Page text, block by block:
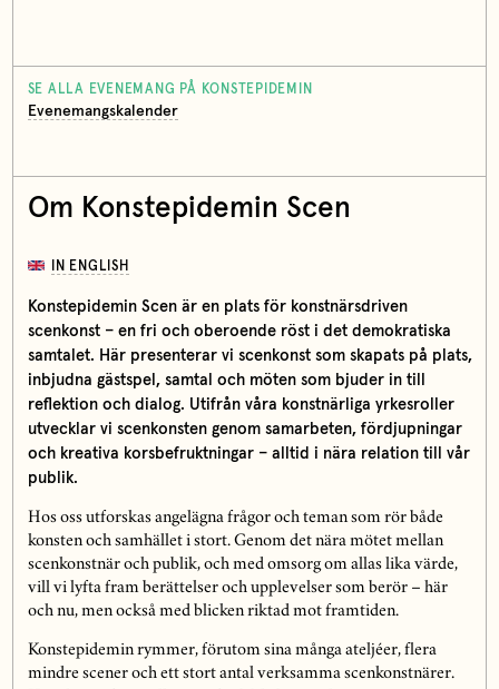
Om Konstepidemin Scen
IN ENGLISH
Konstepidemin Scen är en plats för konstnärsdriven
scenkonst – en fri och oberoende röst i det demokratiska
samtalet. Här presenterar vi scenkonst som skapats på plats,
inbjudna gästspel, samtal och möten som bjuder in till
reflektion och dialog. Utifrån våra konstnärliga yrkesroller
utvecklar vi scenkonsten genom samarbeten, fördjupningar
och kreativa korsbefruktningar – alltid i nära relation till vår
publik.
Hos oss utforskas angelägna frågor och teman som rör både
konsten och samhället i stort. Genom det nära mötet mellan
scenkonstnär och publik, och med omsorg om allas lika värde,
vill vi lyfta fram berättelser och upplevelser som berör – här
och nu, men också med blicken riktad mot framtiden.
Konstepidemin rymmer, förutom sina många ateljéer, flera
mindre scener och ett stort antal verksamma scenkonstnärer.
SE ALLA EVENEMANG PÅ KONSTEPIDEMIN
Evenemangskalender